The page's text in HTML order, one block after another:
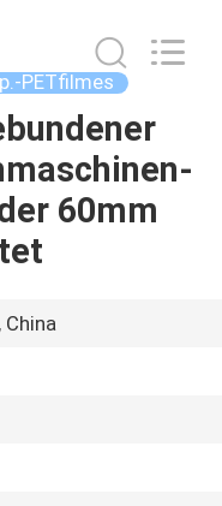
PETfilmes
60mm
China